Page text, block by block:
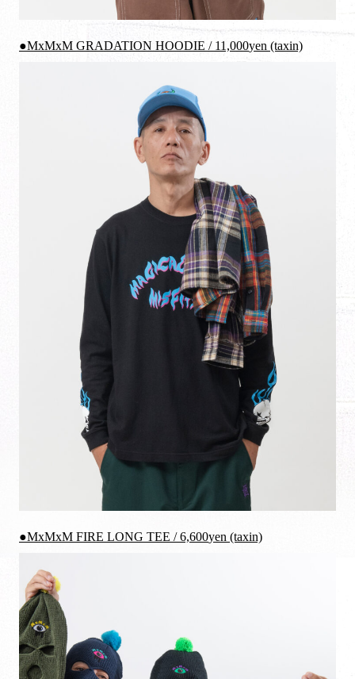
●MxMxM GRADATION HOODIE / 11,000yen (taxin)
●MxMxM FIRE LONG TEE /6,600yen (taxin)